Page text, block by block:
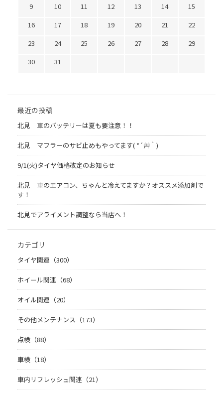
9
10 11 12 13 14
15
16
17 18 19 20 21
22
23
24 25 26 27 28
29
30
31
最近の投稿
北見 車のバッテリーは夏も要注意！！
北見 マフラーのサビ止めもやってます( *´艸｀)
9/1(火)タイヤ価格改定のお知らせ
北見 車のエアコン、ちゃんと冷えてますか？オススメ添加剤で
す！
北見でアライメント調整なら当店へ！
カテゴリ
タイヤ関連（300）
ホイール関連（68）
オイル関連（20）
その他メンテナンス（173）
点検（88）
車検（18）
車内リフレッシュ関連（21）